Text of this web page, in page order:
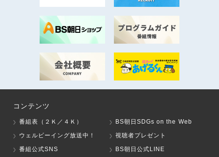
コンテンツ
番組表（２Ｋ／４Ｋ）
BS朝日SDGs on the Web
ウェルビーイング放送中！
視聴者プレゼント
番組公式SNS
BS朝日公式LINE